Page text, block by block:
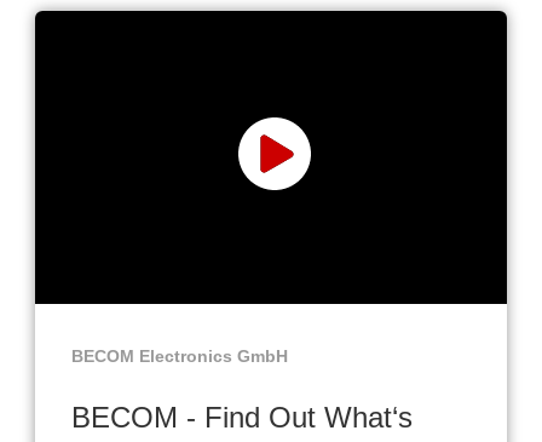
BECOM Electronics GmbH
BECOM - Find Out What‘s